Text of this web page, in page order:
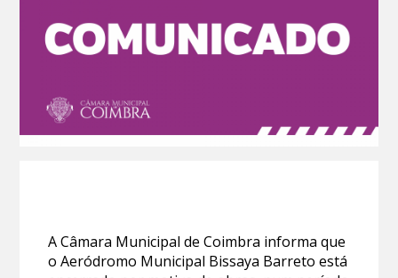
A Câmara Municipal de Coimbra informa que
o Aeródromo Municipal Bissaya Barreto está